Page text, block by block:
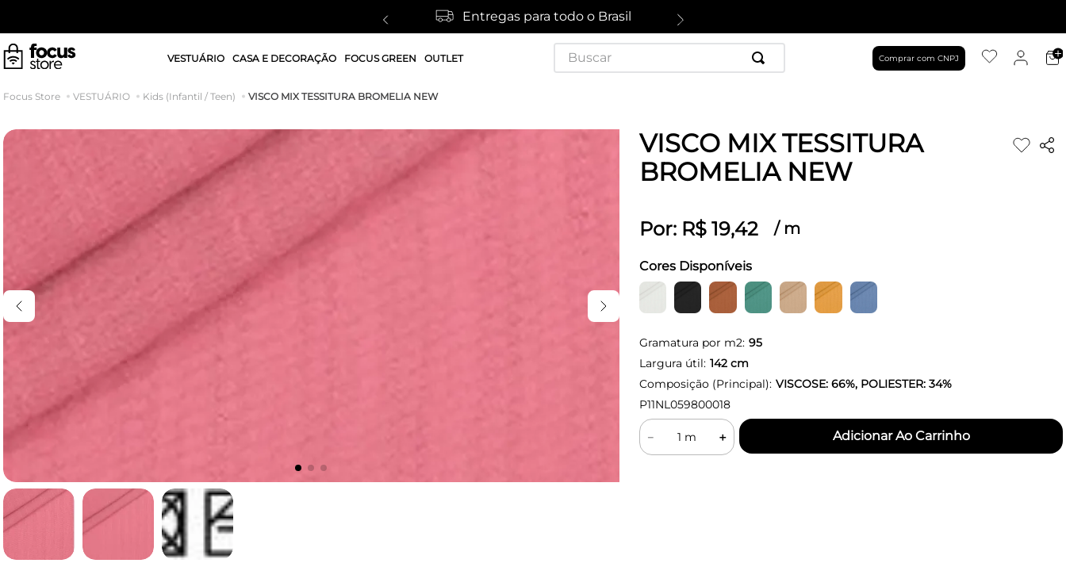
Entregas para todo o Brasil
VESTUÁRIO CASA E DECORAÇÃO FOCUS GREEN OUTLET
Buscar
Comprar com CNPJ
VESTUÁRIO Kids (Infantil / Teen) VISCO MIX TESSITURA BROMELIA NEW
VISCO MIX TESSITURA
BROMELIA NEW
Por: R$ 19,42 / m
Cores Disponíveis
Gramatura por m2: 95
Largura útil: 142cm
Composição (Principal): VISCOSE: 66%, POLIESTER: 34%
P11NL059800018
＋
－